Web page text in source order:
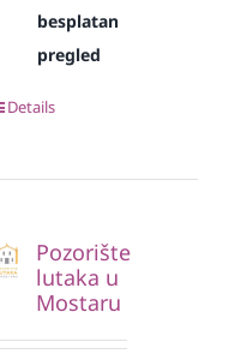
besplatan
pregled
Details
Pozorište
lutaka u
Mostaru